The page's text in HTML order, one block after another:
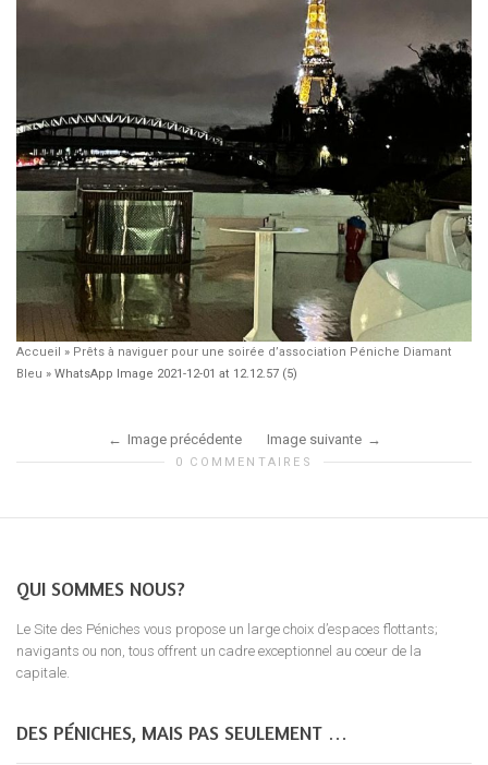
Accueil » Prêts à naviguer pour une soirée d’association Péniche Diamant
Bleu » WhatsApp Image 2021-12-01 at 12.12.57 (5)
Image précédente Image suivante
0 COMMENTAIRES
QUI SOMMES NOUS?
Le Site des Péniches vous propose un large choix d’espaces flottants;
navigants ou non, tous offrent un cadre exceptionnel au coeur de la
capitale.
DES PÉNICHES, MAIS PAS SEULEMENT …